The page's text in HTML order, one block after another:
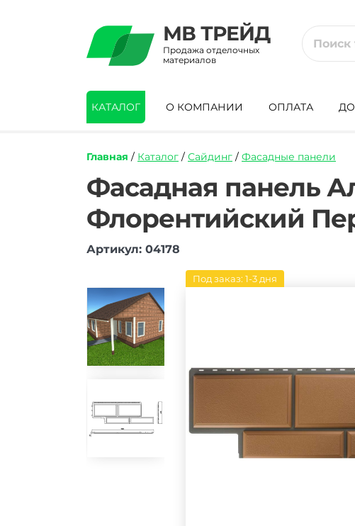
МВ ТРЕЙД
Продажа отделочных
материалов
КАТАЛОГ О КОМПАНИИ ОПЛАТА
Главная / Каталог / Сайдинг / Фасадные панели
https://mvtrade.ru/images/id/normal/fasadnaya-
panel-
alta-
profil-
kamen-
florentiyskiy-
persikovyy.jpg
Фасадная панель
Флорентийский
Артикул: 04178
Под заказ: 1-3 дня